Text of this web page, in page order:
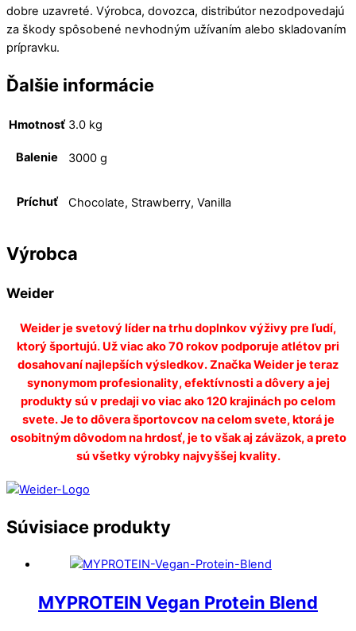
dobre uzavreté. Výrobca, dovozca, distribútor nezodpovedajú
za škody spôsobené nevhodným užívaním alebo skladovaním
prípravku.
Ďalšie informácie
Hmotnosť 3.0 kg
Balenie 3000 g
Príchuť Chocolate, Strawberry, Vanilla
Výrobca
Weider
Weider je svetový líder na trhu doplnkov výživy pre ľudí,
ktorý športujú. Už viac ako 70 rokov podporuje atlétov pri
dosahovaní najlepších výsledkov. Značka Weider je teraz
synonymom profesionality, efektívnosti a dôvery a jej
produkty sú v predaji vo viac ako 120 krajinách po celom
svete. Je to dôvera športovcov na celom svete, ktorá je
osobitným dôvodom na hrdosť, je to však aj záväzok, a preto
sú všetky výrobky najvyššej kvality.
Súvisiace produkty
MYPROTEIN Vegan Protein Blend